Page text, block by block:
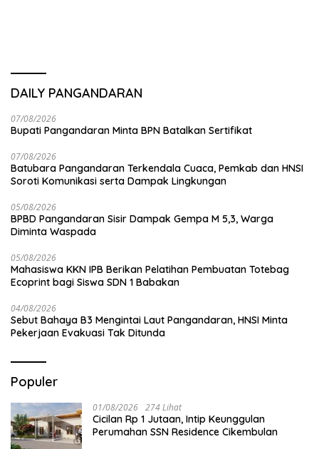
DAILY PANGANDARAN
07/08/2026
Bupati Pangandaran Minta BPN Batalkan Sertifikat
07/08/2026
Batubara Pangandaran Terkendala Cuaca, Pemkab dan HNSI
Soroti Komunikasi serta Dampak Lingkungan
05/08/2026
BPBD Pangandaran Sisir Dampak Gempa M 5,3, Warga
Diminta Waspada
05/08/2026
Mahasiswa KKN IPB Berikan Pelatihan Pembuatan Totebag
Ecoprint bagi Siswa SDN 1 Babakan
04/08/2026
Sebut Bahaya B3 Mengintai Laut Pangandaran, HNSI Minta
Pekerjaan Evakuasi Tak Ditunda
Populer
01/08/2026 274 Lihat
Cicilan Rp 1 Jutaan, Intip Keunggulan
Perumahan SSN Residence Cikembulan